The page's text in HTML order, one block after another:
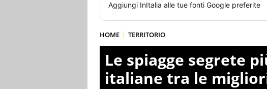
Aggiungi InItalia alle tue fonti Google preferite
HOME TERRITORIO
Le spiagge segrete
italiane tra le